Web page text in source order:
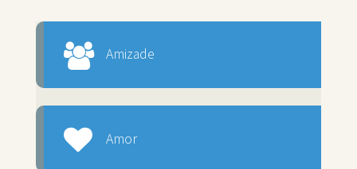
Amizade
Amor